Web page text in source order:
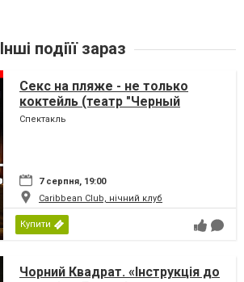
Інші подіїї зараз
Секс на пляже - не только
коктейль (театр "Черный
Квадрат")
Спектакль
7 серпня, 19:00
Caribbean Club, нічний клуб
Купити
Чорний Квадрат. «Інструкція до